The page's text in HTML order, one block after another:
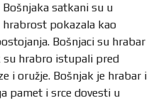
Bošnjaka satkani su u
hrabrost pokazala kao
Bošnjaci su hrabar
su hrabro istupali pred
i oružje. Bošnjak je hrabar i
pamet i srce dovesti u